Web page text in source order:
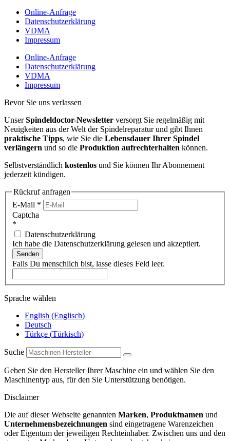
Online-Anfrage
Datenschutzerklärung
VDMA
Impressum
Online-Anfrage
Datenschutzerklärung
VDMA
Impressum
Bevor Sie uns verlassen
UnserSpindeldoctor-Newsletter versorgt Sie regelmäßig mit
Neuigkeiten aus der Welt der Spindelreparatur und gibt Ihnen
praktische Tipps, wie Sie die Lebensdauer Ihrer Spindel
verlängern und so die Produktion aufrechterhalten können.
Selbstverständlich kostenlos und Sie können Ihr Abonnement
jederzeit kündigen.
Rückruf anfragen
E-Mail *
Captcha
*
Datenschutzerklärung
Ich habe die Datenschutzerklärung gelesen und akzeptiert.
Senden
Falls Du menschlich bist, lasse dieses Feld leer.
Sprache wählen
English (Englisch)
Deutsch
Türkçe (Türkisch)
Suche
Geben Sie den Hersteller Ihrer Maschine ein und wählen Sie den
Maschinentyp aus, für den Sie Unterstützung benötigen.
Disclaimer
Die auf dieser Webseite genannten Marken, Produktnamen und
Unternehmensbezeichnungen sind eingetragene Warenzeichen
oder Eigentum der jeweiligen Rechteinhaber. Zwischen uns und den